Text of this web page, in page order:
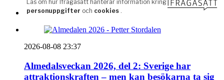
2026-08-08 23:37
Almedalsveckan 2026, del 2: Sverige har
attraktionskraften – men kan besökarna ta sig